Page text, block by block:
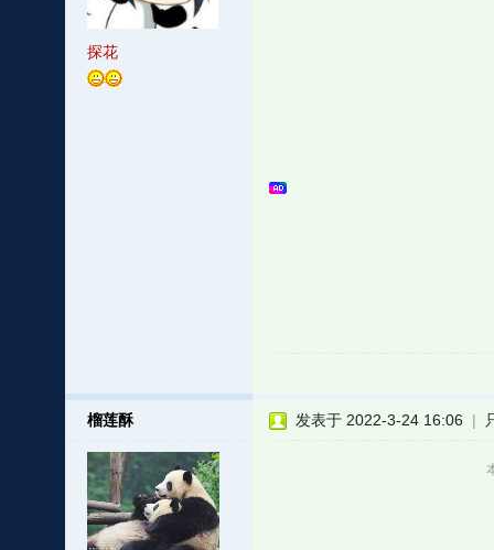
探花
榴莲酥 发表于 2022-3-24 16:06 |